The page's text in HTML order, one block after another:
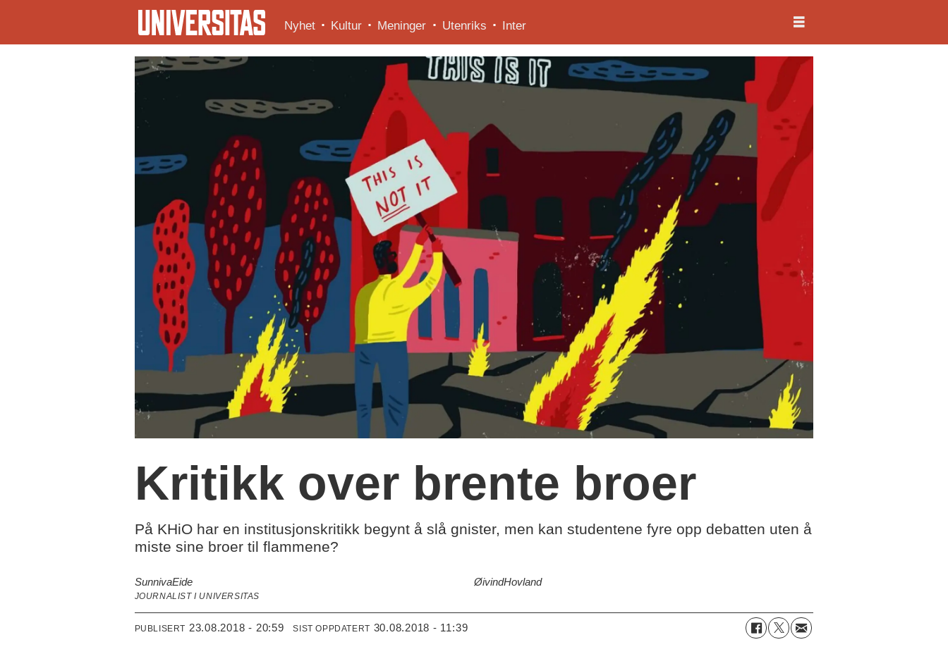
Nyhet Kultur Meninger Utenriks Inter
Kritikk over brente broer
På KHiO har en institusjonskritikk begynt å slå gnister, men kan studentene fyre opp debatten uten å
miste sine broer til flammene?
SunnivaEide
JOURNALIST I UNIVERSITAS
ØivindHovland
PUBLISERT 23.08.2018 - 20:59 SIST OPPDATERT 30.08.2018 - 11:39